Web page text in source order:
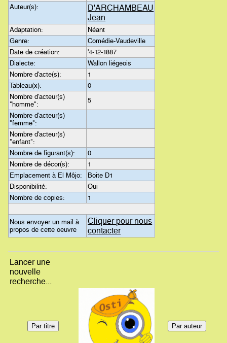
Auteur(s):
D'ARCHAMBEAU
Jean
Adaptation:
Néant
Genre:
Comédie-Vaudeville
Date de création:
'4-12-1887
Dialecte:
Wallon liégeois
Nombre d'acte(s):
1
Tableau(x):
0
Nombre d'acteur(s)
"homme":
5
Nombre d'acteur(s)
"femme":
Nombre d'acteur(s)
"enfant":
Nombre de figurant(s):
0
Nombre de décor(s):
1
Emplacement à El Môjo:
Boite D1
Disponibilité:
Oui
Nombre de copies:
1
Nous envoyer un mail à
propos de cette oeuvre
Cliquer pour nous
contacter
Lancer une
nouvelle
recherche...